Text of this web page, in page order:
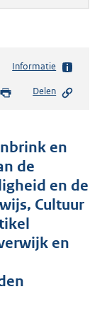
Informatie
Delen
en
de
en de
Cultuur
en